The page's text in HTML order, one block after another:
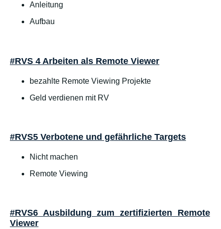
Anleitung
Aufbau
#RVS 4 Arbeiten als Remote Viewer
bezahlte Remote Viewing Projekte
Geld verdienen mit RV
#RVS5 Verbotene und gefährliche Targets
Nicht machen
Remote Viewing
#RVS6 Ausbildung zum zertifizierten Remote
Viewer